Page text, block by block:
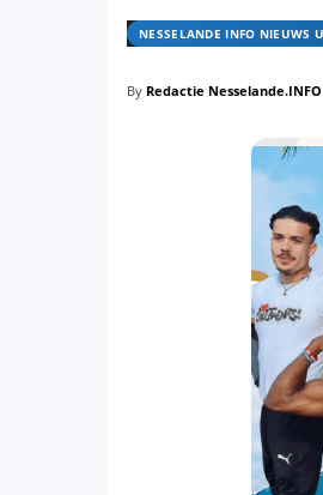
NESSELANDE INFO NIEUWS
By Redactie Nesselande.INFO